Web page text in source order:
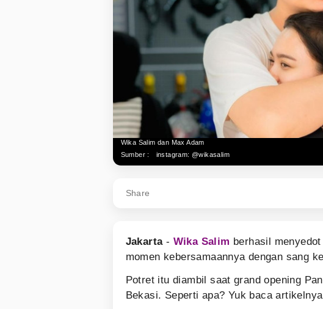
Wika Salim dan Max Adam
Sumber :
instagram: @wikasalim
Share
Jakarta- Wika Salim berhasil
momen kebersamaannya dengan sang
Potret itu diambil saat grand opening
Bekasi. Seperti apa? Yuk baca